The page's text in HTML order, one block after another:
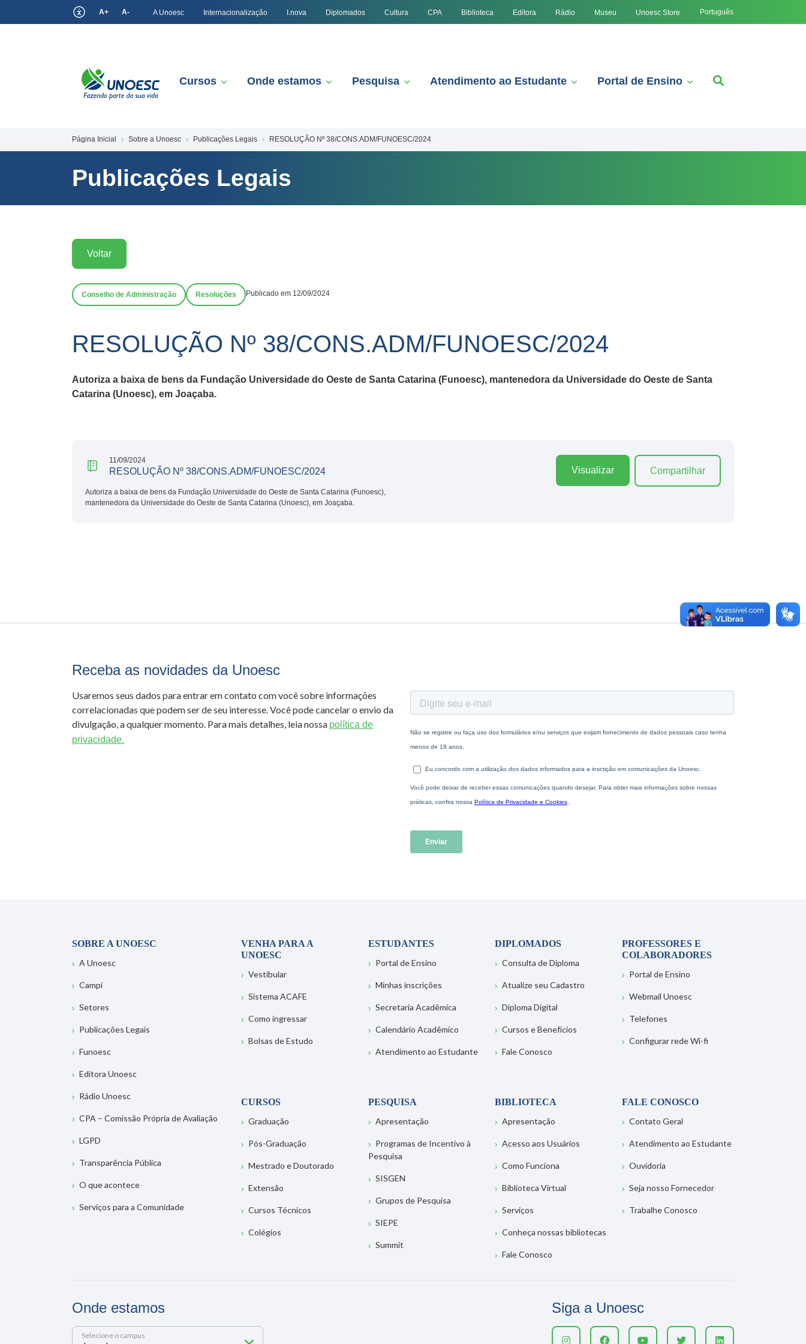
A+ A- A Unoesc Internacionalização I.nova Diplomados Cultura CPA Biblioteca Editora Rádio Museu Unoesc Store Português
Cursos Onde estamos Pesquisa Atendimento ao Estudante Portal de Ensino
Página Inicial Sobre a Unoesc Publicações Legais RESOLUÇÃO Nº 38/CONS.ADM/FUNOESC/2024
Publicações Legais
Voltar
Conselho de Administração Resoluções Publicado em 12/09/2024
RESOLUÇÃO Nº 38/CONS.ADM/FUNOESC/2024
Autoriza a baixa de bens da Fundação Universidade do Oeste de Santa Catarina (Funoesc), mantenedora da Universidade do Oeste de Santa
Catarina (Unoesc), em Joaçaba.
11/09/2024
RESOLUÇÃO Nº 38/CONS.ADM/FUNOESC/2024
Autoriza a baixa de bens da Fundação Universidade do Oeste de Santa Catarina (Funoesc),
mantenedora da Universidade do Oeste de Santa Catarina (Unoesc), em Joaçaba.
Visualizar Compartilhar
Receba as novidades da Unoesc
Usaremos seus dados para entrar em contato com você sobre informações
correlacionadas que podem ser de seu interesse. Você pode cancelar o envio da
divulgação, a qualquer momento. Para mais detalhes, leia nossa política de
privacidade.
SOBRE A UNOESC
A Unoesc
Campi
Setores
Publicações Legais
Funoesc
Editora Unoesc
Rádio Unoesc
CPA – Comissão Própria de Avaliação
LGPD
Transparência Pública
O que acontece
Serviços para a Comunidade
VENHA PARA A
UNOESC
Vestibular
Sistema ACAFE
Como ingressar
Bolsas de Estudo
ESTUDANTES
Portal de Ensino
Minhas inscrições
Secretaria Acadêmica
Calendário Acadêmico
Atendimento ao Estudante
DIPLOMADOS
Consulta de Diploma
Atualize seu Cadastro
Diploma Digital
Cursos e Benefícios
Fale Conosco
PROFESSORES E
COLABORADORES
Portal de Ensino
Webmail Unoesc
Telefones
Configurar rede Wi-fi
CURSOS
Graduação
Pós-Graduação
Mestrado e Doutorado
Extensão
Cursos Técnicos
Colégios
PESQUISA
Apresentação
Programas de Incentivo à
Pesquisa
SISGEN
Grupos de Pesquisa
SIEPE
Summit
BIBLIOTECA
Apresentação
Acesso aos Usuários
Como Funciona
Biblioteca Virtual
Serviços
Conheça nossas bibliotecas
Fale Conosco
FALE CONOSCO
Contato Geral
Atendimento ao Estudante
Ouvidoria
Seja nosso Fornecedor
Trabalhe Conosco
Onde estamos
Selecione o campus
Siga a Unoesc